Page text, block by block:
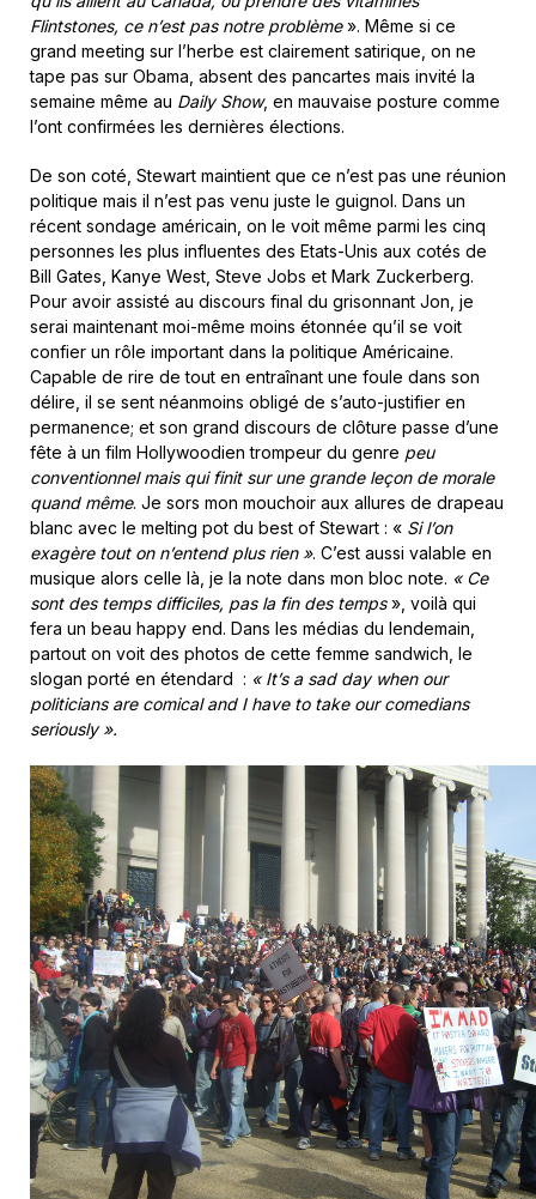
Flintstones, ce n’est pas notre problème». Même si ce
grand meeting sur l’herbe est clairement satirique, on ne
tape pas sur Obama, absent des pancartes mais invité la
semaine même au Daily Show, en mauvaise posture comme
l’ont confirmées les dernières élections.
De son coté, Stewart maintient que ce n’est pas une réunion
politique mais il n’est pas venu juste le guignol. Dans un
récent sondage américain, on le voit même parmi les cinq
personnes les plus influentes des Etats-Unis aux cotés de
Bill Gates, Kanye West, Steve Jobs et Mark Zuckerberg.
Pour avoir assisté au discours final du grisonnant Jon, je
serai maintenant moi-même moins étonnée qu’il se voit
confier un rôle important dans la politique Américaine.
Capable de rire de tout en entraînant une foule dans son
délire, il se sent néanmoins obligé de s’auto-justifier en
permanence; et son grand discours de clôture passe d’une
fête à un film Hollywoodien trompeur du genre peu
conventionnel mais qui finit sur une grande leçon de morale
quand même. Je sors mon mouchoir aux allures de drapeau
blanc avec le melting pot du best of Stewart : « Si l’on
exagère tout on n’entend plus rien ». C’est aussi valable en
musique alors celle là, je la note dans mon bloc note. « Ce
sont des temps difficiles, pas la fin des temps», voilà qui
fera un beau happy end. Dans les médias du lendemain,
partout on voit des photos de cette femme sandwich, le
slogan porté en étendard : « It’s a sad day when our
politicians are comical and I have to take our comedians
seriously».